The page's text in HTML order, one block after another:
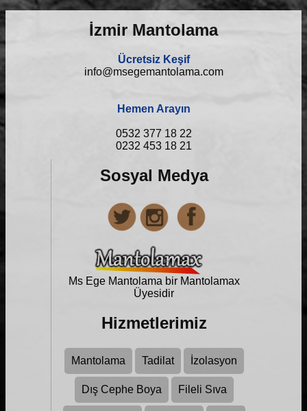
İzmir Mantolama
Ücretsiz Keşif
info@msegemantolama.com
Hemen Arayın
0532 377 18 22
0232 453 18 21
Sosyal Medya
Ms Ege Mantolama bir Mantolamax
Üyesidir
Hizmetlerimiz
Mantolama Tadilat İzolasyon
Dış Cephe Boya Fileli Sıva